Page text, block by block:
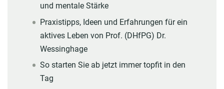
und mentale Stärke
Praxistipps, Ideen und Erfahrungen für ein
aktives Leben von Prof. (DHfPG) Dr.
Wessinghage
So starten Sie ab jetzt immer topfit in den
Tag